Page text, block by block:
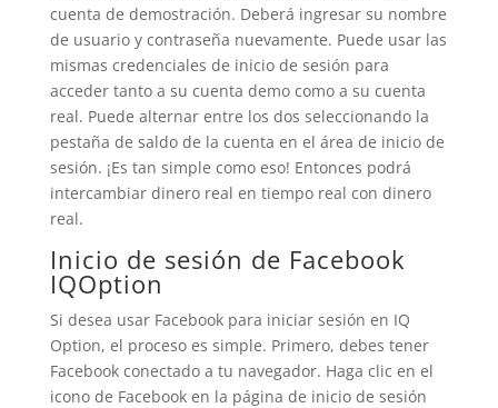
cuenta de demostración. Deberá ingresar su nombre
de usuario y contraseña nuevamente. Puede usar las
mismas credenciales de inicio de sesión para
acceder tanto a su cuenta demo como a su cuenta
real. Puede alternar entre los dos seleccionando la
pestaña de saldo de la cuenta en el área de inicio de
sesión. ¡Es tan simple como eso! Entonces podrá
intercambiar dinero real en tiempo real con dinero
real.
Inicio de sesión de Facebook
IQOption
Si desea usar Facebook para iniciar sesión en IQ
Option, el proceso es simple. Primero, debes tener
Facebook conectado a tu navegador. Haga clic en el
icono de Facebook en la página de inicio de sesión